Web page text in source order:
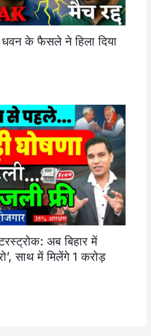
के फैसले ने हिला दिया
अब बिहार में
साथ में मिलेंगे 1 करोड़